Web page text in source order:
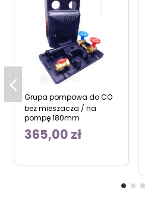
Grupa pompowa do CO
bez mieszacza / na
pompę 180mm
365,00 zł